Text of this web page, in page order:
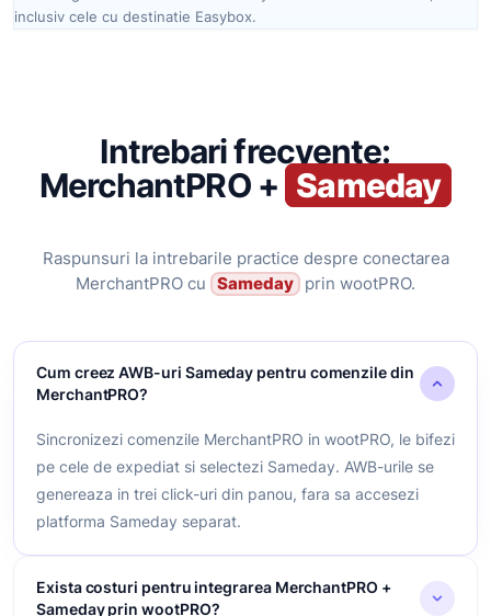
inclusiv cele cu destinatie Easybox.
Intrebari frecvente:
MerchantPRO + Sameday
Raspunsuri la intrebarile practice despre conectarea
MerchantPRO cu
Sameday prin wootPRO.
Cum creez AWB-uri Sameday pentru comenzile din
MerchantPRO?
Sincronizezi comenzile MerchantPRO in wootPRO, le bifezi
pe cele de expediat si selectezi Sameday. AWB-urile se
genereaza in trei click-uri din panou, fara sa accesezi
platforma Sameday separat.
Exista costuri pentru integrarea MerchantPRO +
Sameday prin wootPRO?